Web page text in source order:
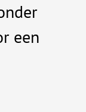
een